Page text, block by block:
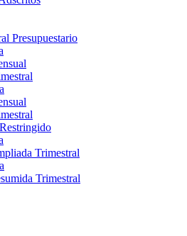
Presupuestario
Trimestral
Trimestral